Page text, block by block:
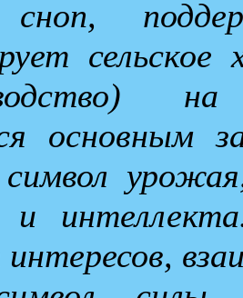
сноп,
сельское
основным
и